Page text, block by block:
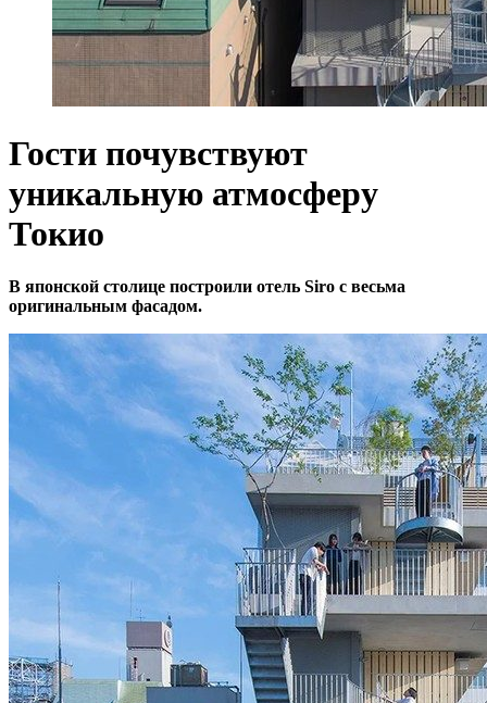
Гости почувствуют
уникальную атмосферу
Токио
В японской столице построили отель Siro с весьма
оригинальным фасадом.